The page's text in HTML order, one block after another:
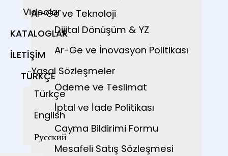
Videolar
KATALOGLAR
İLETIŞIM
TÜRKÇE
Türkçe
English
Русский
Ar-Ge ve Teknoloji
Dijital Dönüşüm & YZ
Ar-Ge ve İnovasyon Politikası
Yasal Sözleşmeler
Ödeme ve Teslimat
İptal ve İade Politikası
Cayma Bildirimi Formu
Mesafeli Satış Sözleşmesi